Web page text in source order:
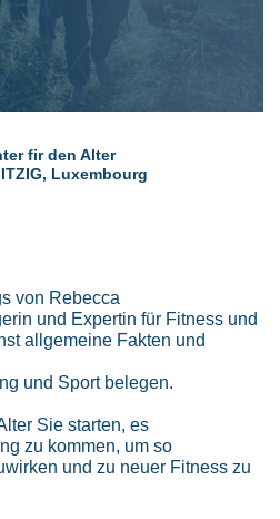
fir den Alter
ITZIG, Luxembourg
von Rebecca
und Expertin für Fitness und
allgemeine Fakten und
und Sport belegen.
Sie starten, es
zu kommen, um so
und zu neuer Fitness zu